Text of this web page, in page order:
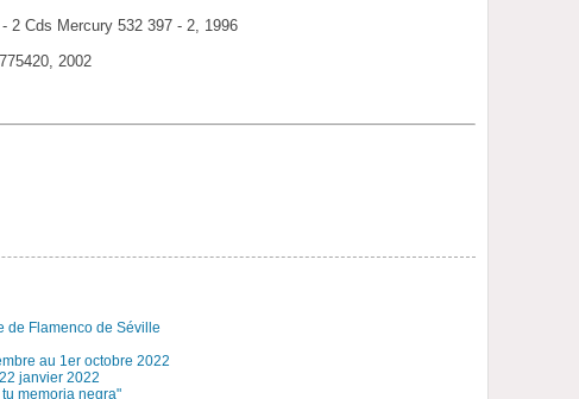
2 Cds Mercury 532 397 - 2, 1996
2002
de Flamenco de Séville
au 1er octobre 2022
janvier 2022
memoria negra"